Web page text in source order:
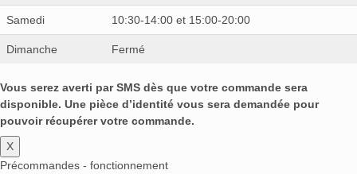
Samedi 10:30-14:00 et 15:00-20:00
Dimanche Fermé
Vous serez averti par SMS dès que votre commande sera
disponible. Une pièce d’identité vous sera demandée pour
pouvoir récupérer votre commande.
X
Précommandes - fonctionnement